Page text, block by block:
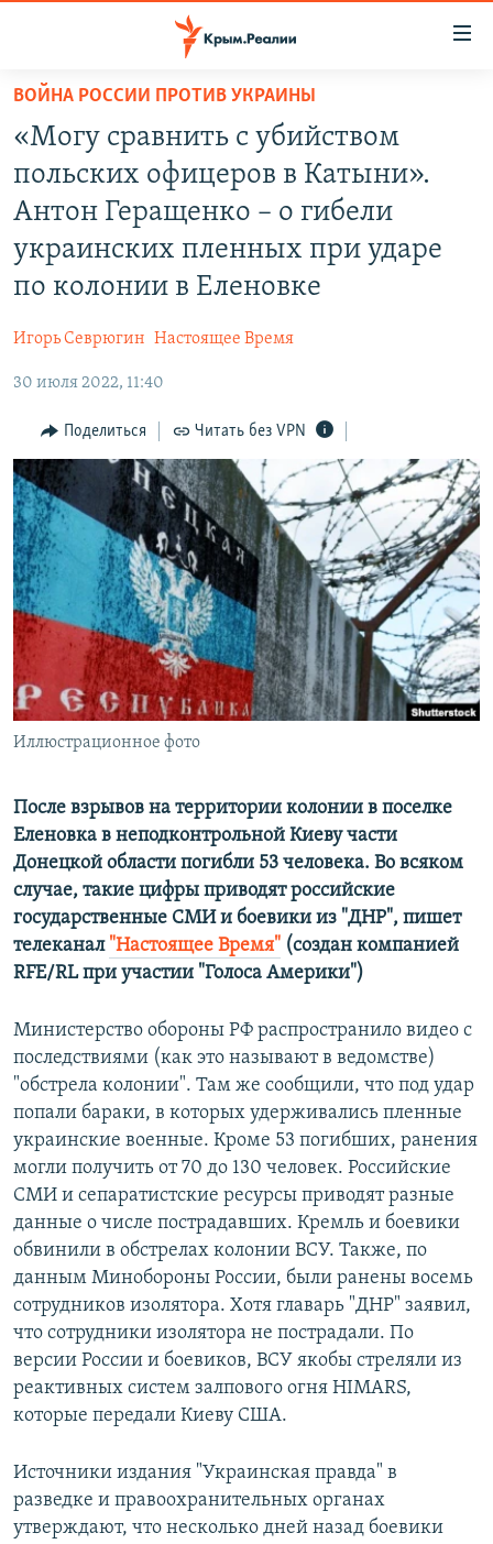
Вернуться
основному
содержанию
Вернутся
главной
навигации
СПЕЦПРОЕКТЫ
11 ЛЕТ ОККУПАЦИИ КРЫМА. 11 ИСТОРИЙ СОПРОТИВЛЕНИЯ
ВОДА
ЕЩЕ
ТЕЛЕПРОЕКТ КРЫМ.РЕАЛИИ
СОВЕТЫ ПРАВОЗАЩИТНИКОВ
ПРОПАВШИЕ БЕЗ ВЕСТИ
ПОБЕДИТЕЛЕЙ НЕ СУДЯТ?
КРЫМ.НЕПОКОРЕННЫЙ
ELIFBE
УКРАИНСКАЯ ПРОБЛЕМА КРЫМА
КАК ОБОЙТИ БЛОКИРОВКУ
ПРИСОЕДИНЯЙТЕСЬ!
Все сайты RFE/RL
ВОЙНА РОССИИ ПРОТИВ УКРАИНЫ
«Могу сравнить с убийством
польских офицеров в Катыни».
Антон Геращенко – о гибели
украинских пленных при ударе
по колонии в Еленовке
Игорь Севрюгин Настоящее Время
30 июля 2022, 11:40
Поделиться Читать без VPN
Иллюстрационное фото
После взрывов на территории колонии в поселке
Еленовка в неподконтрольной Киеву части
Донецкой области погибли 53 человека. Во всяком
случае, такие цифры приводят российские
государственные СМИ и боевики из "ДНР", пишет
телеканал "Настоящее Время" ​(создан компанией
RFE/RL при участии "Голоса Америки")​
Министерство обороны РФ распространило видео с
последствиями (как это называют в ведомстве)
"обстрела колонии". Там же сообщили, что под удар
попали бараки, в которых удерживались пленные
украинские военные. Кроме 53 погибших, ранения
могли получить от 70 до 130 человек. Российские
СМИ и сепаратистские ресурсы приводят разные
данные о числе пострадавших. Кремль и боевики
обвинили в обстрелах колонии ВСУ. Также, по
данным Минобороны России, были ранены восемь
сотрудников изолятора. Хотя главарь "ДНР" заявил,
что сотрудники изолятора не пострадали. По
версии России и боевиков, ВСУ якобы стреляли из
реактивных систем залпового огня HIMARS,
которые передали Киеву США.
Источники издания "Украинская правда" в
разведке и правоохранительных органах
утверждают, что несколько дней назад боевики